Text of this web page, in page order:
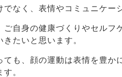
なく、表情やコミュニケー
自身の健康づくりやセルフ
たいと思います。
ても、顔の運動は表情を豊か
。